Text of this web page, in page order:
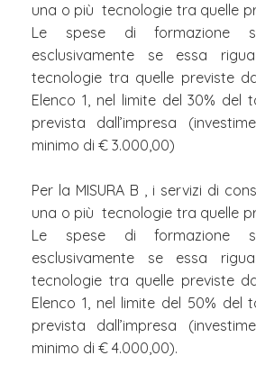
una o più tecnologie tra quelle
Le spese di formazione
esclusivamente se essa
tecnologie tra quelle previste
Elenco 1, nel limite del 30% del
prevista dall’impresa
minimo di € 3.000,00)
Per la MISURA B , i servizi di
una o più tecnologie tra quelle
Le spese di formazione
esclusivamente se essa
tecnologie tra quelle previste
Elenco 1, nel limite del 50% del
prevista dall’impresa
minimo di € 4.000,00).